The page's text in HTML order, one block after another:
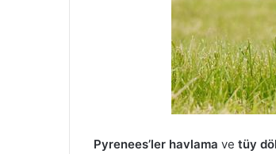
Pyrenees’ler havlama ve tüy